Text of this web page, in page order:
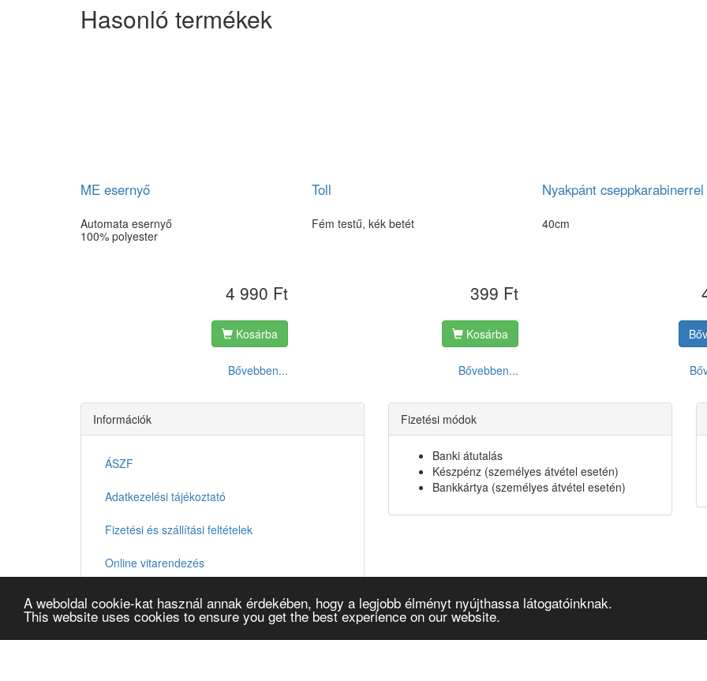
A weboldal cookie-kat használ annak érdekében, hogy a legjobb élményt nyújthassa látogatóinknak.
This website uses cookies to ensure you get the best experience on our website.
Hasonló termékek
ME esernyő
Automata esernyő
100% polyester
4 990 Ft
Kosárba
Bővebben...
Toll
Fém testű, kék betét
399 Ft
Kosárba
Bővebben...
Nyakpánt cseppkarabinerrel
40cm
Információk
ÁSZF
Adatkezelési tájékoztató
Fizetési és szállítási feltételek
Online vitarendezés
Kapcsolat
Fizetési módok
Banki átutalás
Készpénz (személyes átvétel esetén)
Bankkártya (személyes átvétel esetén)